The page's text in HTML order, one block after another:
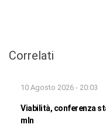
Correlati
10 Agosto 2026 - 20:03
Viabilità, conferenza
mln